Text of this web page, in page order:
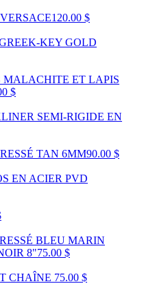
120.00 $
KEY GOLD
ET LAPIS
$
SEMI-RIGIDE EN
TAN 6MM90.00 $
EN ACIER PVD
BLEU MARIN
8"75.00 $
CHAÎNE 75.00 $